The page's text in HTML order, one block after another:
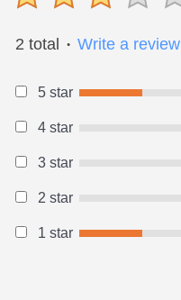
2 total ● Write a review
5 star
4 star
3 star
2 star
1 star